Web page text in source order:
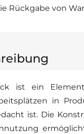
Rückgabe von
ist ein
in
ist. Die